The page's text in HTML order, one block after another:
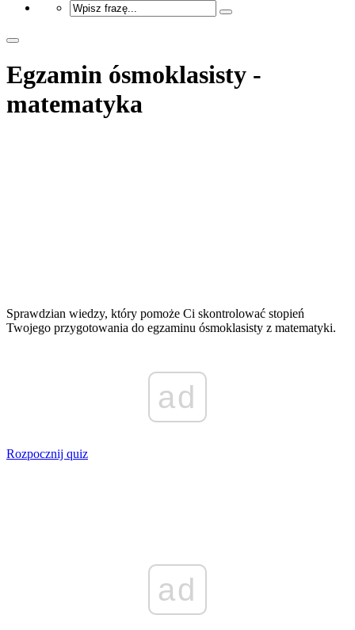
Egzamin ósmoklasisty -
matematyka
Sprawdzian wiedzy, który pomoże Ci skontrolować stopień
Twojego przygotowania do egzaminu ósmoklasisty z matematyki.
ad
Rozpocznij quiz
ad